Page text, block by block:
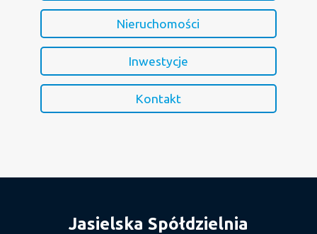
Nieruchomości
Inwestycje
Kontakt
Jasielska Spółdzielnia